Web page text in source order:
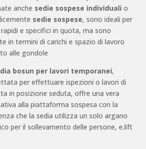
anche sedie sospese individuali o
sedie sospese, sono ideali per
e specifici in quota, ma sono
in termini di carichi e spazio di lavoro
alle gondole
bosun per lavori temporanei,
per effettuare ispezioni o lavori di
in posizione seduta, offre una vera
alla piattaforma sospesa con la
che la sedia utilizza un solo argano
per il sollevamento delle persone, e.lift